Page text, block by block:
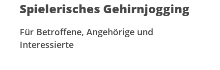
Spielerisches Gehirnjogging
Für Betroffene, Angehörige und
Interessierte